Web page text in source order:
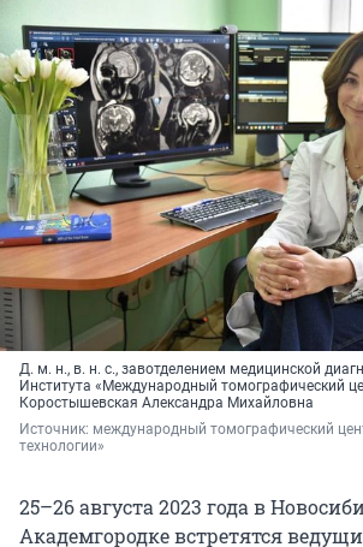
Д. м. н., в. н. с., завотделением медицинской
Института «Международный томографический
Коростышевская Александра Михайловна
Источник: международный томографический
технологии»
25–26 августа 2023 года в
Академгородке встретятся